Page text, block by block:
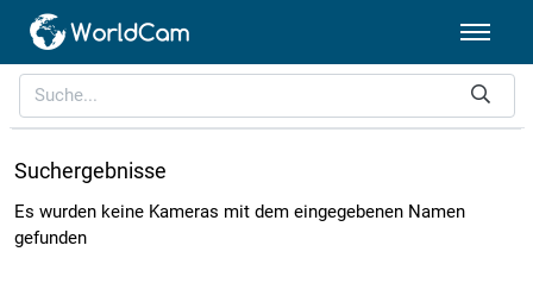
Suchergebnisse
Es wurden keine Kameras mit dem eingegebenen Namen
gefunden